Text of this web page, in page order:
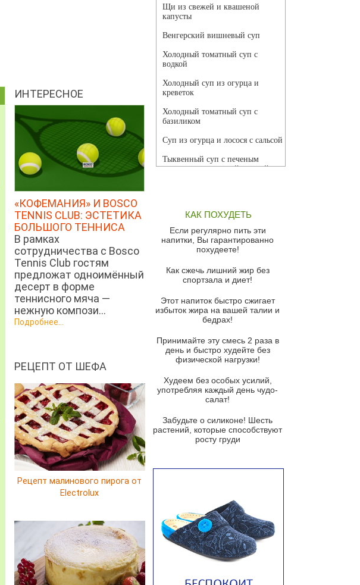
ИНТЕРЕСНОЕ
«КОФЕМАНИЯ» И BOSCO
TENNIS CLUB: ЭСТЕТИКА
БОЛЬШОГО ТЕННИСА
В рамках
сотрудничества с Bosco
Tennis Club гостям
предложат одноимённый
десерт в форме
теннисного мяча —
нежную компози...
Подробнее...
РЕЦЕПТ ОТ ШЕФА
Рецепт малинового пирога от
Electrolux
Щи из свежей и квашеной
капусты
Венгерский вишневый суп
Холодный томатный суп с
водкой
Холодный суп из огурца и
креветок
Холодный томатный суп с
базиликом
Суп из огурца и лосося с сальсой
Тыквенный суп с печеным
чесноком и томатной сальсой
красного перца
Парижский луковый суп
Суп из спаржи и горошка с
Суп-крем из цветной капусты
Французский луковый суп
Суп из баклажанов с моцареллой
Грибной крем-суп с кростини с
козьим сыром
Суп мисо с зеленым луком и
тофу
из рукколы
Португальский чесночный суп с
Ирландский картофельный суп
Суп из пастернака
Пряный морковный суп во время
зимних холодов
КАК ПОХУДЕТЬ
Если регулярно пить эти
напитки, Вы гарантированно
похудеете!
Как сжечь лишний жир без
спортзала и диет!
Этот напиток быстро сжигает
избыток жира на вашей талии и
бедрах!
Принимайте эту смесь 2 раза в
день и быстро худейте без
физической нагрузки!
Худеем без особых усилий,
употребляя каждый день чудо-
салат!
Забудьте о силиконе! Шесть
растений, которые способствуют
росту груди